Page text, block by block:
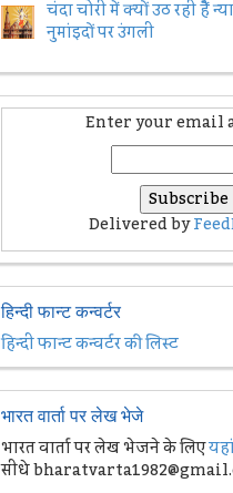
चंदा चोरी में क्यों उठ रही हैैं
नुमांइदों पर उंगली
Enter your email
Delivered by
हिन्दी फान्ट कन्वर्टर
हिन्दी फान्ट कन्वर्टर की लिस्ट
भारत वार्ता पर लेख भेजे
भारत वार्ता पर लेख भेजने के लिए
सीधे